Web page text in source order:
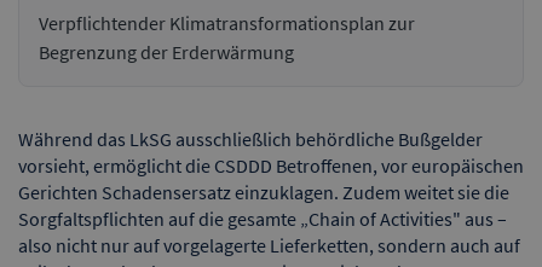
Verpflichtender Klimatransformationsplan zur
Begrenzung der Erderwärmung
Während das LkSG ausschließlich behördliche Bußgelder
vorsieht, ermöglicht die CSDDD Betroffenen, vor europäischen
Gerichten Schadensersatz einzuklagen. Zudem weitet sie die
Sorgfaltspflichten auf die gesamte „Chain of Activities" aus –
also nicht nur auf vorgelagerte Lieferketten, sondern auch auf